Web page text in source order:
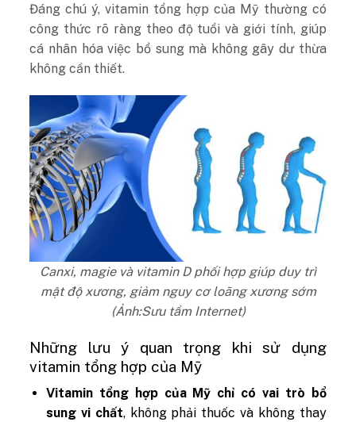
Đáng chú ý, vitamin tổng hợp của Mỹ thường có
công thức rõ ràng theo độ tuổi và giới tính, giúp
cá nhân hóa việc bổ sung mà không gây dư thừa
không cần thiết.
Canxi, magie và vitamin D phối hợp giúp duy trì
mật độ xương, giảm nguy cơ loãng xương sớm
(Ảnh:Sưu tầm Internet)
Những lưu ý quan trọng khi sử dụng
vitamin tổng hợp của Mỹ
Vitamin tổng hợp của Mỹ chỉ có vai trò bổ
sung vi chất, không phải thuốc và không thay